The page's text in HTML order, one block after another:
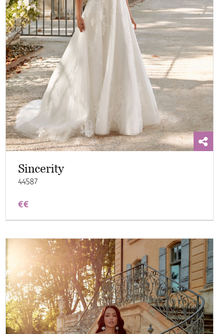
Sincerity
44587
€€